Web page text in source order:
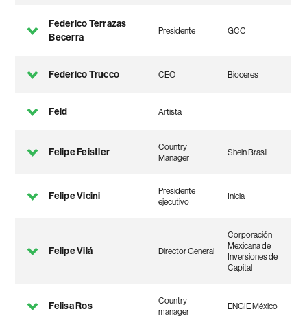
Federico Terrazas
Becerra
Presidente GCC
Federico Trucco CEO Bioceres
Feid Artista
Felipe Feistler
Country
Manager
Shein Brasil
Felipe Vicini
Presidente
ejecutivo
Inicia
Felipe Vilá Director General
Corporación
Mexicana de
Inversiones de
Capital
Felisa Ros
Country
manager
ENGIE México